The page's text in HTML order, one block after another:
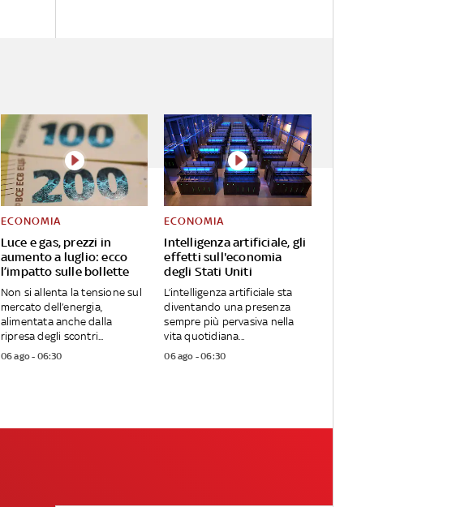
Luce e gas, prezzi in
aumento a luglio: ecco
l’impatto sulle bollette
ECONOMIA
Non si allenta la tensione sul
mercato dell’energia,
alimentata anche dalla
ripresa degli scontri...
06 ago - 06:30
Intelligenza artificiale, gli
effetti sull'economia
degli Stati Uniti
ECONOMIA
L’intelligenza artificiale sta
diventando una presenza
sempre più pervasiva nella
vita quotidiana...
06 ago - 06:30